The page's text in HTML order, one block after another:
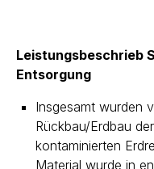
Leistungsbeschrieb
Entsorgung
Insgesamt wurden
Rückbau/Erdbau
kontaminierten
Material wurde in